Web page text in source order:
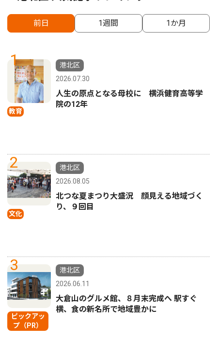
前日 1週間 1か月
1
教育
港北区
2026.07.30
人生の原点となる母校に 横浜健育高等学
院の12年
2
文化
港北区
2026.08.05
北つな夏まつり大盛況 顔見える地域づく
り、９回目
3
ピックアッ
プ（PR）
港北区
2026.06.11
大倉山のグルメ館、８月末完成へ 駅すぐ
横、食の新名所で地域豊かに